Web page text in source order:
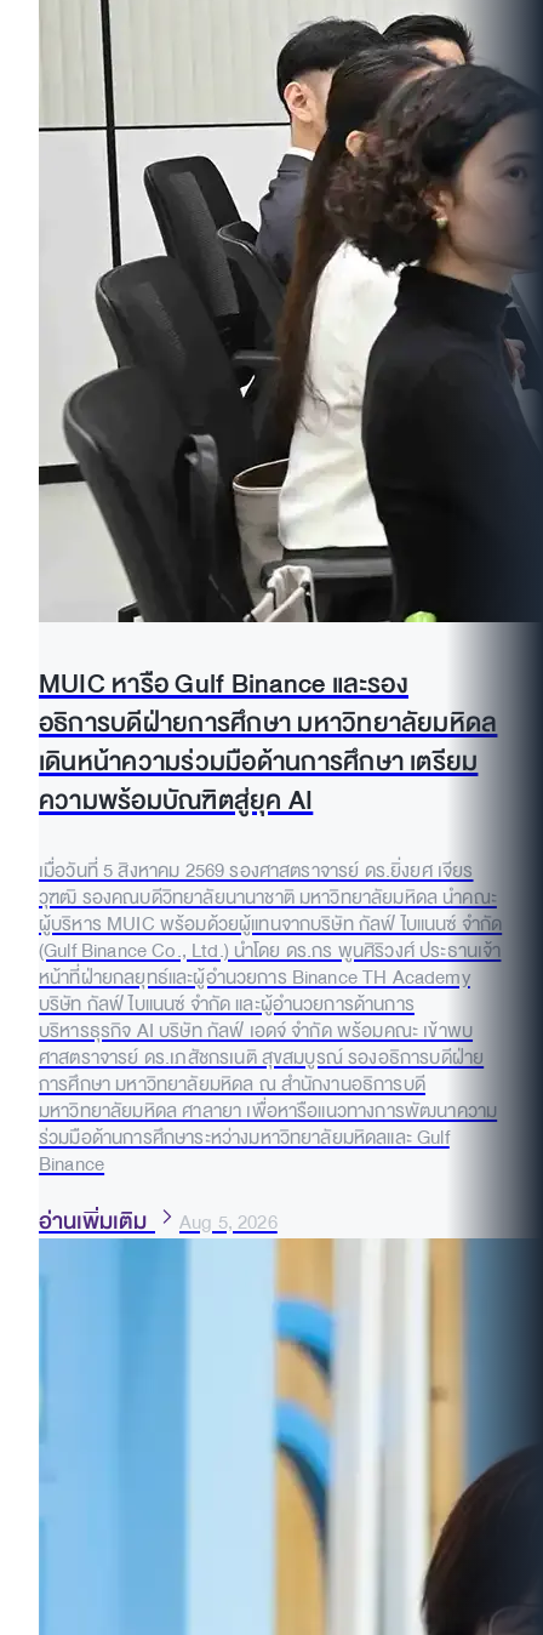
MUIC หารือ Gulf Binance และรอง
อธิการบดีฝ่ายการศึกษา มหาวิทยาลัยมหิดล
เดินหน้าความร่วมมือด้านการศึกษา เตรียม
ความพร้อมบัณฑิตสู่ยุค AI
เมื่อวันที่ 5 สิงหาคม 2569 รองศาสตราจารย์ ดร.ยิ่งยศ เจียร
วุฑฒิ รองคณบดีวิทยาลัยนานาชาติ มหาวิทยาลัยมหิดล นำคณะ
ผู้บริหาร MUIC พร้อมด้วยผู้แทนจากบริษัท กัลฟ์ ไบแนนซ์ จำกัด
(Gulf Binance Co., Ltd.) นำโดย ดร.กร พูนศิริวงศ์ ประธานเจ้า
หน้าที่ฝ่ายกลยุทธ์และผู้อำนวยการ Binance TH Academy
บริษัท กัลฟ์ ไบแนนซ์ จำกัด และผู้อำนวยการด้านการ
บริหารธุรกิจ AI บริษัท กัลฟ์ เอดจ์ จำกัด พร้อมคณะ เข้าพบ
ศาสตราจารย์ ดร.เภสัชกรเนติ สุขสมบูรณ์ รองอธิการบดีฝ่าย
การศึกษา มหาวิทยาลัยมหิดล ณ สำนักงานอธิการบดี
มหาวิทยาลัยมหิดล ศาลายา เพื่อหารือแนวทางการพัฒนาความ
ร่วมมือด้านการศึกษาระหว่างมหาวิทยาลัยมหิดลและ Gulf
Binance
อ่านเพิ่มเติม Aug 5, 2026